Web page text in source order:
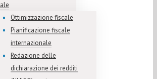
Ottimizzazione fiscale
Pianificazione fiscale
internazionale
Redazione delle
dichiarazione dei redditi